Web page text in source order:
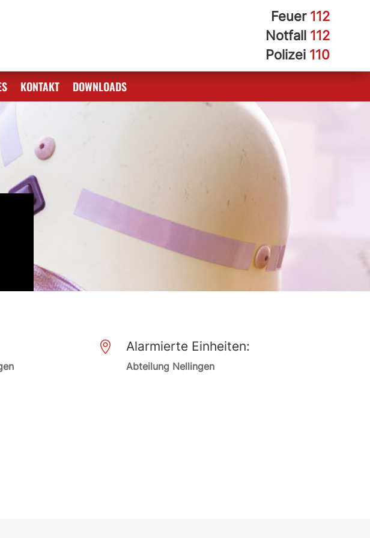
Feuer 112
Notfall 112
Polizei 110
KONTAKT DOWNLOADS
 Alarmierte Einheiten:
Abteilung Nellingen